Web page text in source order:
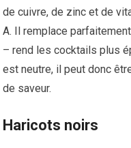
de cuivre, de zinc et de
A. Il remplace
– rend les cocktails plus
est neutre, il peut donc
de saveur.
Haricots noirs